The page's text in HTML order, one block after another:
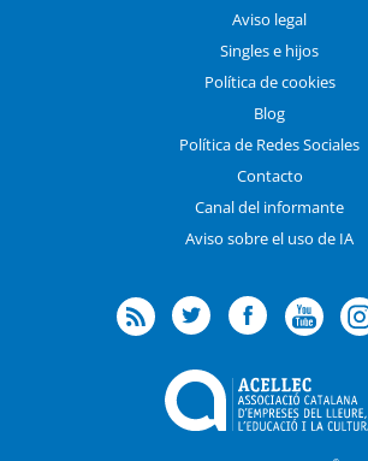
Aviso legal
Singles e hijos
Política de cookies
Blog
Política de Redes Sociales
Contacto
Canal del informante
Aviso sobre el uso de IA